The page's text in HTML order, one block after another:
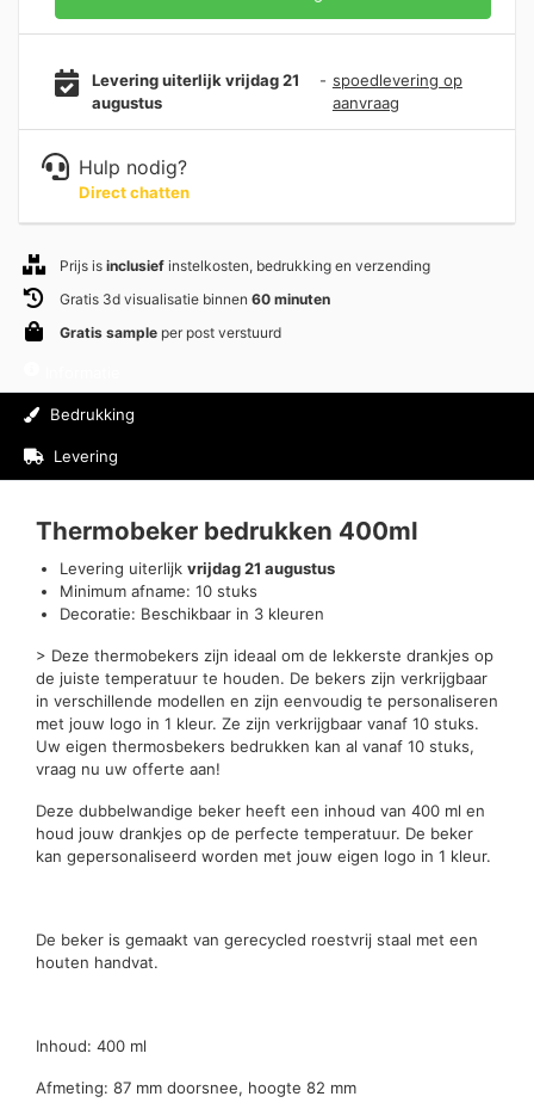
Levering uiterlijk vrijdag 21
augustus
- spoedlevering op
aanvraag
Hulp nodig?
Direct chatten
Prijs is inclusief instelkosten, bedrukking en verzending
Gratis 3d visualisatie binnen 60 minuten
Gratis sample per post verstuurd
Bedrukking
Levering
Thermobeker bedrukken 400ml
Levering uiterlijk vrijdag 21 augustus
Minimum afname: 10 stuks
Decoratie: Beschikbaar in 3 kleuren
> Deze thermobekers zijn ideaal om de lekkerste drankjes op
de juiste temperatuur te houden. De bekers zijn verkrijgbaar
in verschillende modellen en zijn eenvoudig te personaliseren
met jouw logo in 1 kleur. Ze zijn verkrijgbaar vanaf 10 stuks.
Uw eigen thermosbekers bedrukken kan al vanaf 10 stuks,
vraag nu uw offerte aan!
Deze dubbelwandige beker heeft een inhoud van 400 ml en
houd jouw drankjes op de perfecte temperatuur. De beker
kan gepersonaliseerd worden met jouw eigen logo in 1 kleur.
De beker is gemaakt van gerecycled roestvrij staal met een
houten handvat.
Inhoud: 400 ml
Afmeting: 87 mm doorsnee, hoogte 82 mm